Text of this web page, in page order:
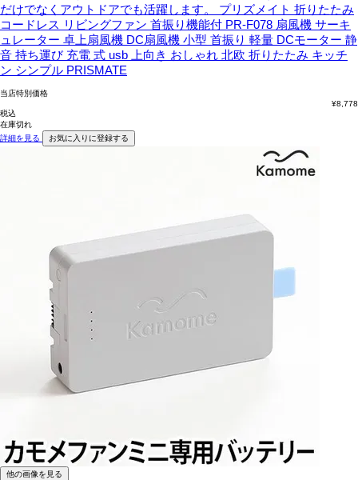
だけでなくアウトドアでも活躍します。
プリズメイト 折りたたみ
コードレス リビングファン 首振り機能付 PR-F078 扇風機 サーキ
ュレーター 卓上扇風機 DC扇風機 小型 首振り 軽量 DCモーター 静
音 持ち運び 充電 式 usb 上向き おしゃれ 北欧 折りたたみ キッチ
ン シンプル PRISMATE
当店特別価格
¥8,778
税込
在庫切れ
詳細を見る
お気に入りに登録する
他の画像を見る